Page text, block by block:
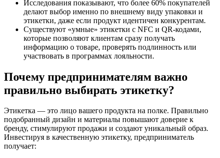
Исследования показывают, что более 60% покупателей
делают выбор именно по внешнему виду упаковки и
этикетки, даже если продукт идентичен конкурентам.
Существуют «умные» этикетки с NFC и QR-кодами,
которые позволяют клиентам сразу получать
информацию о товаре, проверять подлинность или
участвовать в программах лояльности.
Почему предпринимателям важно
правильно выбирать этикетку?
Этикетка — это лицо вашего продукта на полке. Правильно
подобранный дизайн и материалы повышают доверие к
бренду, стимулируют продажи и создают уникальный образ.
Инвестируя в качественную этикетку, предприниматель
получает: